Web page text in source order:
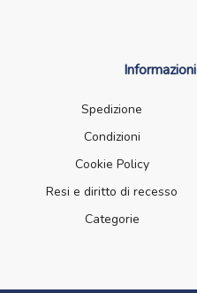
Informazioni
Spedizione
Condizioni
Cookie Policy
Resi e diritto di recesso
Categorie